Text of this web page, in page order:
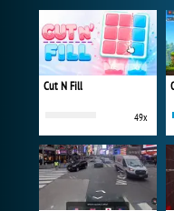
Cut N Fill
49x